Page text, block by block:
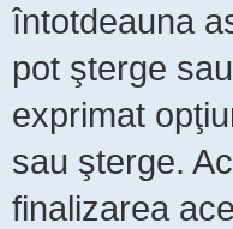
întotdeauna
pot şterge
exprimat
sau şterge.
finalizarea